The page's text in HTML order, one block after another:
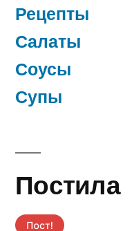
Рецепты
Салаты
Соусы
Супы
Постила